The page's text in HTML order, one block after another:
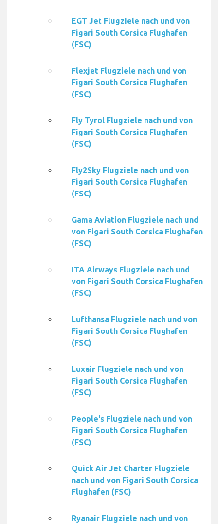
EGT Jet Flugziele nach und von
Figari South Corsica Flughafen
(FSC)
Flexjet Flugziele nach und von
Figari South Corsica Flughafen
(FSC)
Fly Tyrol Flugziele nach und von
Figari South Corsica Flughafen
(FSC)
Fly2Sky Flugziele nach und von
Figari South Corsica Flughafen
(FSC)
Gama Aviation Flugziele nach und
von Figari South Corsica Flughafen
(FSC)
ITA Airways Flugziele nach und
von Figari South Corsica Flughafen
(FSC)
Lufthansa Flugziele nach und von
Figari South Corsica Flughafen
(FSC)
Luxair Flugziele nach und von
Figari South Corsica Flughafen
(FSC)
People's Flugziele nach und von
Figari South Corsica Flughafen
(FSC)
Quick Air Jet Charter Flugziele
nach und von Figari South Corsica
Flughafen (FSC)
Ryanair Flugziele nach und von